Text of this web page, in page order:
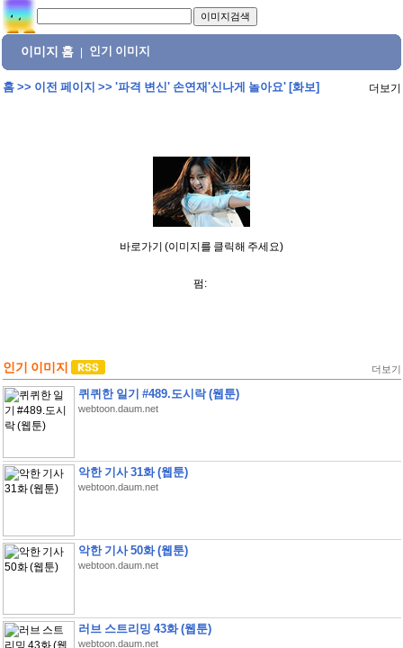
이미지 홈 인기 이미지
홈>> 이전 페이지 >> '파격 변신' 손연재'신나게 놀아요' [화보] 더보기
바로가기 (이미지를 클릭해 주세요)
펌:
인기 이미지 더보기
퀴퀴한 일기 #489.도시락 (웹툰)
webtoon.daum.net
악한 기사 31화 (웹툰)
webtoon.daum.net
악한 기사 50화 (웹툰)
webtoon.daum.net
러브 스트리밍 43화 (웹툰)
webtoon.daum.net